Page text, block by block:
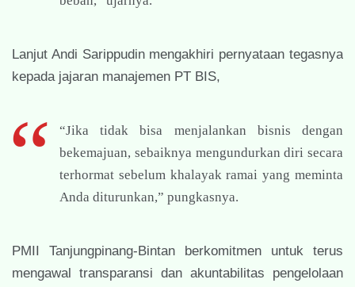
Lanjut Andi Sarippudin mengakhiri pernyataan tegasnya
kepada jajaran manajemen PT BIS,
“Jika tidak bisa menjalankan bisnis dengan
bekemajuan, sebaiknya mengundurkan diri secara
terhormat sebelum khalayak ramai yang meminta
Anda diturunkan,” pungkasnya.
PMII Tanjungpinang-Bintan berkomitmen untuk terus
mengawal transparansi dan akuntabilitas pengelolaan